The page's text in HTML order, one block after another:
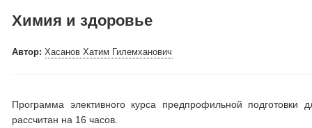
Химия и здоровье
Автор:Хасанов Хатим Гилемханович
Программа элективного курса предпрофильной
рассчитан на 16 часов.